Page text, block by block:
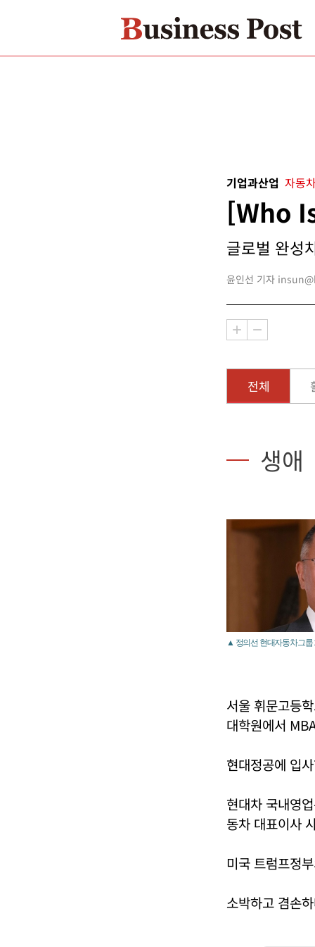
기업과산업 자동
[Who
글로벌 완성
윤인선 기자
전체
생애
▲ 정의선 현대자동차그룹
서울 휘문고등
대학원에서
현대정공에 입
현대차 국내영
동차 대표이사
미국 트럼프정
소박하고 겸손